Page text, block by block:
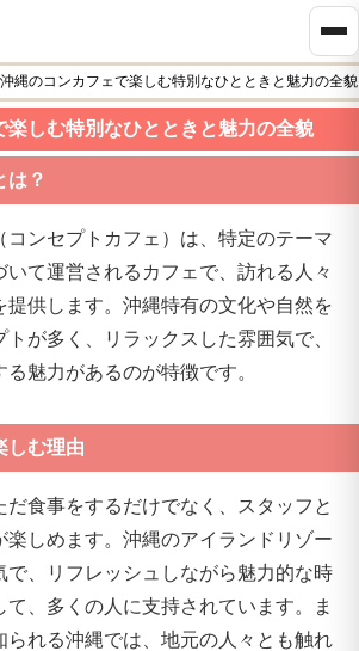
沖縄のコンカフェで楽しむ特別なひとときと魅力の全貌
楽しむ特別なひとときと魅力の全貌
は？
コンセプトカフェ）は、特定のテーマ
て運営されるカフェで、訪れる人々
提供します。沖縄特有の文化や自然を
が多く、リラックスした雰囲気で、
魅力があるのが特徴です。
しむ理由
だ食事をするだけでなく、スタッフと
楽しめます。沖縄のアイランドリゾー
で、リフレッシュしながら魅力的な時
て、多くの人に支持されています。ま
られる沖縄では、地元の人々とも触れ